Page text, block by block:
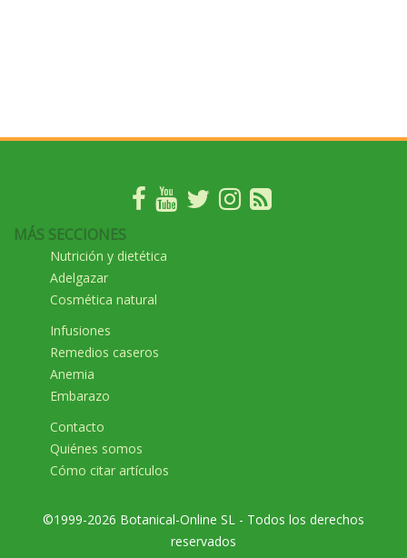
MÁS SECCIONES
Nutrición y dietética
Adelgazar
Cosmética natural
Infusiones
Remedios caseros
Anemia
Embarazo
Contacto
Quiénes somos
Cómo citar artículos
©1999-2026 Botanical-Online SL - Todos los derechos
reservados